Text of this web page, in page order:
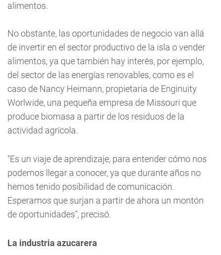
alimentos.
No obstante, las oportunidades de negocio van allá
de invertir en el sector productivo de la isla o vender
alimentos, ya que también hay interés, por ejemplo,
del sector de las energías renovables, como es el
caso de Nancy Heimann, propietaria de Enginuity
Worlwide, una pequeña empresa de Missouri que
produce biomasa a partir de los residuos de la
actividad agrícola.
"Es un viaje de aprendizaje, para entender cómo nos
podemos llegar a conocer, ya que durante años no
hemos tenido posibilidad de comunicación.
Esperamos que surjan a partir de ahora un montón
de oportunidades", precisó.
La industria azucarera